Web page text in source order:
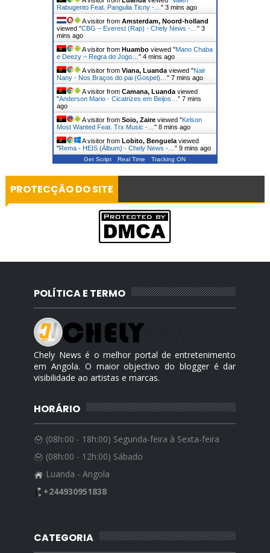
Rabugento Feat. Panguila Ticny -… " 3 mins ago
A visitor from Amsterdam, Noord-holland
viewed "CBG – Everest (Rap) - Chely News -… " 3
mins ago
A visitor from Huamboviewed "Mano Chaba
e Deezy – Regra do Jogo… " 4 mins ago
A visitor from Viana, Luandaviewed "Nair
Nany - Nos Braços do pai (Gospel)… " 7 mins ago
A visitor from Camana, Luandaviewed
"Anderson Mario - Cicatrizes em Beijos… " 7 mins
ago
A visitor from Soio, Zaireviewed "Kelson
Most Wanted Feat. Trx Music -… " 8 mins ago
A visitor from Lobito, Benguelaviewed
"Rema - HEIS (Álbum) - Chely News -… " 9 mins ago
A visitor fromSpringfield, Nebraska
ago
A visitor from
Get Script Real Time Tracking ON
PROTECÇÃO DO SITE
POLÍTICA E TERMO
Chely News é o melhor portal de entretenimento
em Angola. O maior objectivo do blogger é dar
visibilidade ao artistas e marcas.
HORÁRIO
(08h:00 - 18h:00) Segunda-feira à Sexta-feira
(08h:00 - 12h:00) Sábado
Luanda - Angola
+244930951838
CATEGORIA